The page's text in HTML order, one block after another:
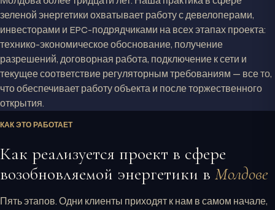
зеленой энергетики охватывает работу с девелоперами,
инвесторами и EPC-подрядчиками на всех этапах проекта:
технико-экономическое обоснование, получение
разрешений, договорная работа, подключение к сети и
текущее соответствие регуляторным требованиям — все то,
что обеспечивает работу объекта и после торжественного
открытия.
КАК ЭТО РАБОТАЕТ
Как реализуется проект в сфере
возобновляемой энергетики в Молдове
Пять этапов. Одни клиенты приходят к нам в самом начале,